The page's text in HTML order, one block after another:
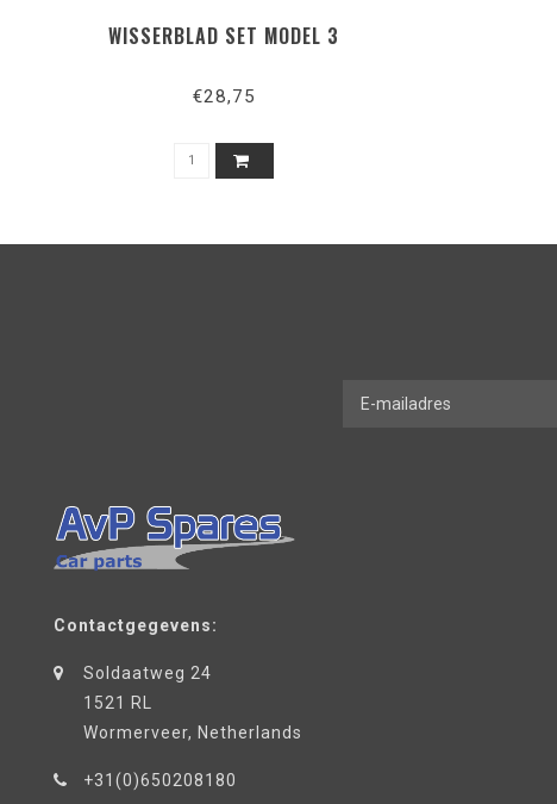
WISSERBLAD SET MODEL 3
€28,75
Contactgegevens:
Soldaatweg 24
1521 RL
Wormerveer, Netherlands
+31(0)650208180